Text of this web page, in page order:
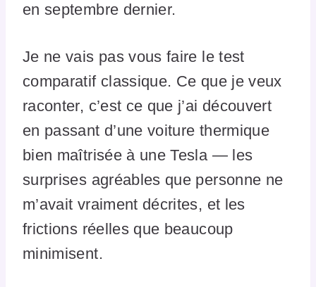
en septembre dernier.
Je ne vais pas vous faire le test
comparatif classique. Ce que je veux
raconter, c’est ce que j’ai découvert
en passant d’une voiture thermique
bien maîtrisée à une Tesla — les
surprises agréables que personne ne
m’avait vraiment décrites, et les
frictions réelles que beaucoup
minimisent.